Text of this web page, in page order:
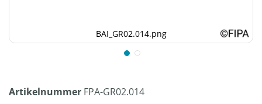
BAI_GR02.014.png
Artikelnummer FPA-GR02.014